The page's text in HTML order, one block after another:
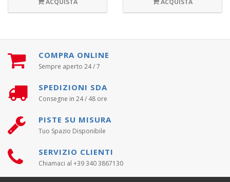
COMPRA ONLINE
Sempre aperto 24 / 7
SPEDIZIONI SDA
Consegne in 24 / 48 ore
PISTE SU MISURA
Tuo Spazio Disponibile
SERVIZIO CLIENTI
Chiamaci al +39 340 3867130